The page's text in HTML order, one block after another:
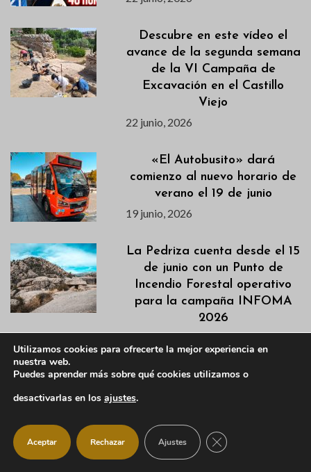
Descubre en este vídeo el
avance de la segunda semana
de la VI Campaña de
Excavación en el Castillo
Viejo
22 junio, 2026
«El Autobusito» dará
comienzo al nuevo horario de
verano el 19 de junio
19 junio, 2026
La Pedriza cuenta desde el 15
de junio con un Punto de
Incendio Forestal operativo
para la campaña INFOMA
2026
El CEPA de Manzanares El
comunidad
19 junio, 2026
Utilizamos cookies para ofrecerte la mejor experiencia en
nuestra web.
Puedes aprender más sobre qué cookies utilizamos o
desactivarlas en los ajustes.
Aceptar Rechazar Ajustes CERRAR EL